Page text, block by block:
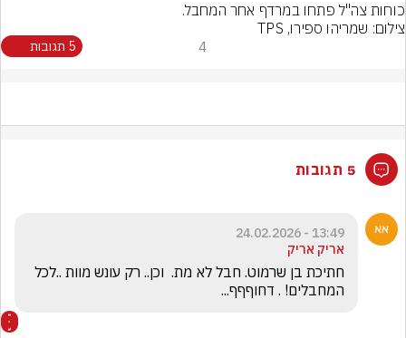
כוחות צה"ל פתחו במרדף אחר המחבל.
צילום: שמריהו ספירו, TPS
4 5 תגובות
5 תגובות
13:49 - 24.02.2026
אריק אריק
המחבלים! . דחוףףף...